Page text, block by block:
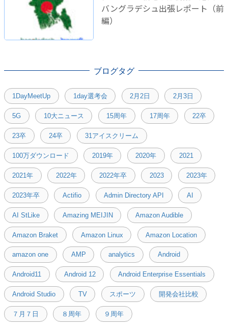
バングラデシュ出張レポート（前
編）
ブログタグ
1DayMeetUp 1day選考会 2月2日 2月3日
5G 10大ニュース 15周年 17周年 22卒
23卒 24卒 31アイスクリーム
100万ダウンロード 2019年 2020年 2021
2021年 2022年 2022年卒 2023 2023年
2023年卒 Actifio Admin Directory API AI
AI StLike Amazing MEIJIN Amazon Audible
Amazon Braket Amazon Linux Amazon Location
amazon one AMP analytics Android
Android11 Android 12 Android Enterprise Essentials
Android Studio TV スポーツ 開発会社比較
７月７日 ８周年 ９周年